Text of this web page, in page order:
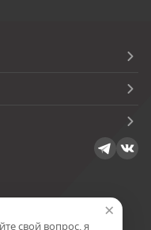
×
свой вопрос, я